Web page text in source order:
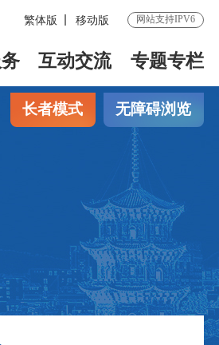
繁体版 移动版 网站支持IPV6
互动交流 专题专栏
长者模式 无障碍浏览